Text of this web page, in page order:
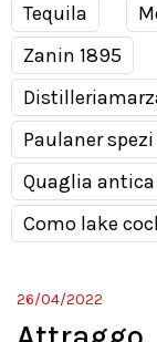
Tequila
Zanin 1895
Paulaner spezi
Quaglia
Como lake
26/04/2022